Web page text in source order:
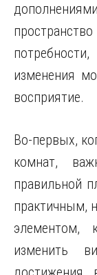
изменения
восприятие.
Во-первых,
комнат,
правильной
практичным,
элементом,
изменить